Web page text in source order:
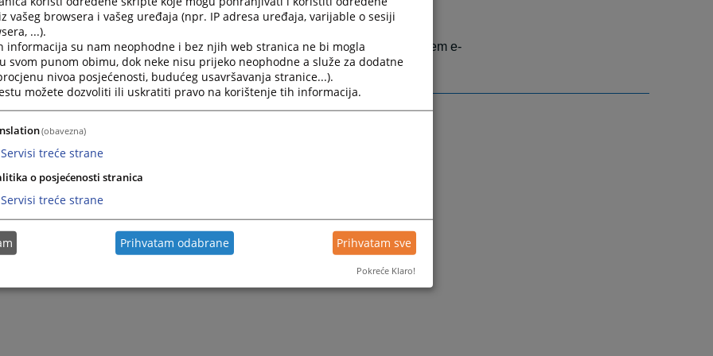
slobodan pristup informacijama ili medijsko obraćanje možete uputiti putem e-
poslati putem fax-a:+387 (0)52 231 714
vašeg browsera i vašeg uređaja (npr. IP adresa uređaja, varijable o sesiji
...).
informacija su nam neophodne i bez njih web stranica ne bi mogla
svom punom obimu, dok neke nisu prijeko neophodne a služe za dodatne
nivoa posjećenosti, budućeg usavršavanja stranice...).
možete dozvoliti ili uskratiti pravo na korištenje tih informacija.
(obavezna)
Servisi treće strane
o posjećenosti stranica
Servisi treće strane
Prihvatam odabrane Prihvatam sve
Pokreće Klaro!